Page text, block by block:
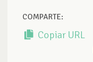
COMPARTE:
Copiar URL